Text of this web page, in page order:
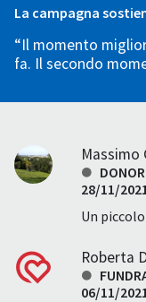
La campagna
“Il momento
fa. Il secondo
Massimo
28/11/
Un
Roberta
06/11/